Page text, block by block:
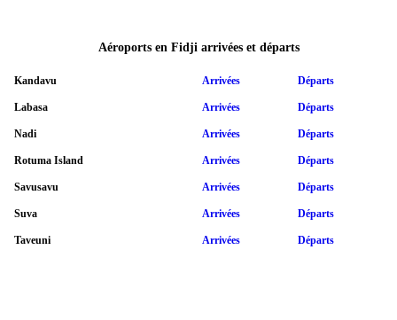
Aéroports en Fidji arrivées et départs
Kandavu Arrivées Départs
Labasa Arrivées Départs
Nadi Arrivées Départs
Rotuma Island Arrivées Départs
Savusavu Arrivées Départs
Suva Arrivées Départs
Taveuni Arrivées Départs